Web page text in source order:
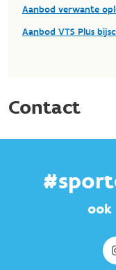
ook